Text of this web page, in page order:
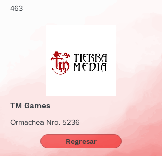
463
TM Games
Ormachea Nro. 5236
Regresar